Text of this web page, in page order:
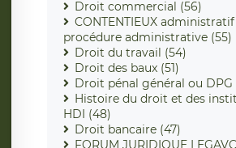
Droit commercial (56)
CONTENTIEUX
procédure administrative (55)
Droit du travail (54)
Droit des baux (51)
Droit pénal général ou DPG
Histoire du droit et des
HDI (48)
Droit bancaire (47)
FORUM JURIDIQUE